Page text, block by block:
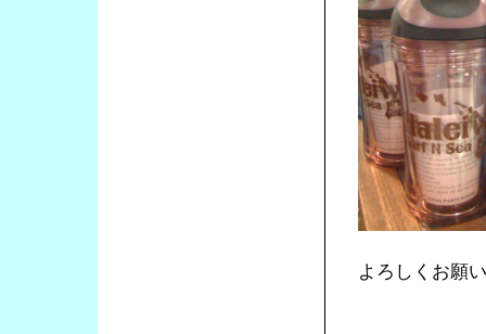
よろしくお願